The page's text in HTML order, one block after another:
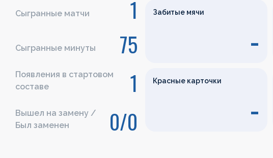
Сыгранные матчи 1
Сыгранные минуты 75
Появления в стартовом
составе
1
Вышел на замену /
Был заменен
0/0
Забитые мячи
-
Красные карточки
-